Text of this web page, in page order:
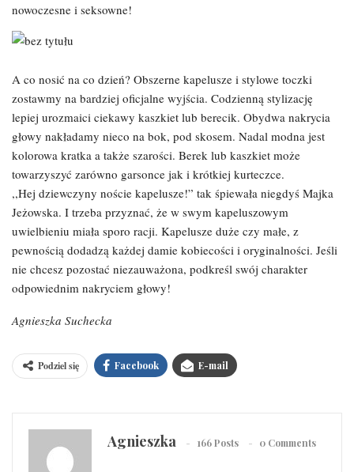
nowoczesne i seksowne!
A co nosić na co dzień? Obszerne kapelusze i stylowe toczki
zostawmy na bardziej oficjalne wyjścia. Codzienną stylizację
lepiej urozmaici ciekawy kaszkiet lub berecik. Obydwa nakrycia
głowy nakładamy nieco na bok, pod skosem. Nadal modna jest
kolorowa kratka a także szarości. Berek lub kaszkiet może
towarzyszyć zarówno garsonce jak i krótkiej kurteczce.
,,Hej dziewczyny noście kapelusze!” tak śpiewała niegdyś Majka
Jeżowska. I trzeba przyznać, że w swym kapeluszowym
uwielbieniu miała sporo racji. Kapelusze duże czy małe, z
pewnością dodadzą każdej damie kobiecości i oryginalności. Jeśli
nie chcesz pozostać niezauważona, podkreśl swój charakter
odpowiednim nakryciem głowy!
Agnieszka Suchecka
Podziel się Facebook E-mail
Agnieszka 166 Posts 0 Comments